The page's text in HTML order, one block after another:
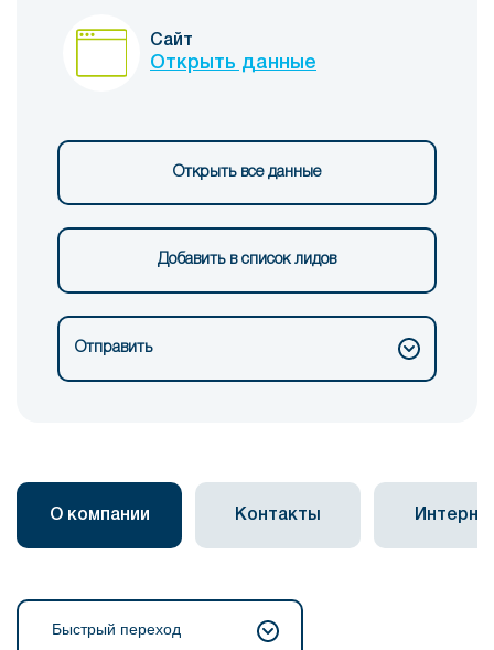
Сайт
Открыть данные
Открыть все данные
Добавить в список лидов
Отправить
О компании Контакты
Быстрый переход